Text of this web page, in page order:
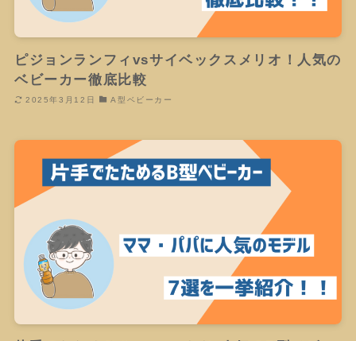
ピジョンランフィvsサイベックスメリオ！人気の
ベビーカー徹底比較
2025年3月12日 A型ベビーカー